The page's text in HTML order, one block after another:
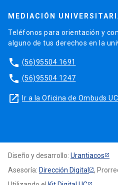
MEDIACIÓN
Teléfonos para orientación y
alguno de tus derechos en la
phone (56)95504 1691
phone (56)95504 1247
launch Ir a la Oficina de Ombuds UC
Diseño y desarrollo: Urantiacos
Asesoría: Dirección Digital
,